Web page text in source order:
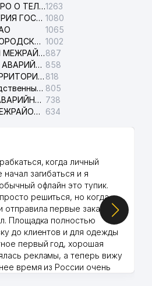
СПРАВОЧНОЕ БЮРО О ТЕЛЕФОНАХ ОРГАНИЗАЦИЙ г. ТАШКЕНТА1263
ТЕЛЕФОНЫ ДОВЕРИЯ ГОСУДАРСТВЕННОГО ЦЕНТРА ТЕСТИРОВАНИЯ 1080
1065
ТАШКЕНТСКИЙ ГОРОДСКОЙ СУД ПО ГРАЖДАНСКИМ ДЕЛАМ 1002
ЯККАСАРАЙСКИЙ МЕЖРАЙОННЫЙ СУД ПО ГРАЖДАНСКИМ ДЕЛАМ887
ЮНУСАБАДСКАЯ АВАРИЙНАЯ СЛУЖБА ЭЛЕКТРОСЕТИ 858
НАВОИЙСКОЕ ТЕРРИТОРИАЛЬНОЕ ПРЕДПРИЯТИЕ ЭЛЕКТРОСЕТИ АО 818
Ташкентский следственный изолятор 805
СЕРГЕЛИЙСКАЯ АВАРИЙНАЯ СЛУЖБА ЭЛЕКТРОСЕТИ 738
УЧТЕПИНСКИЙ МЕЖРАЙОННЫЙ СУД ПО ГРАЖДАНСКИМ ДЕЛАМ 634
когда личный
загибаться и я
офлайн это тупик.
решиться, но когда
отправила первые заказы,
Площадка полностью
до клиентов и для одежды
первый год, хорошая
рекламы, а теперь вижу
время из России очень